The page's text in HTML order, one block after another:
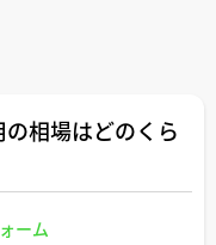
相場はどのくら
ーム